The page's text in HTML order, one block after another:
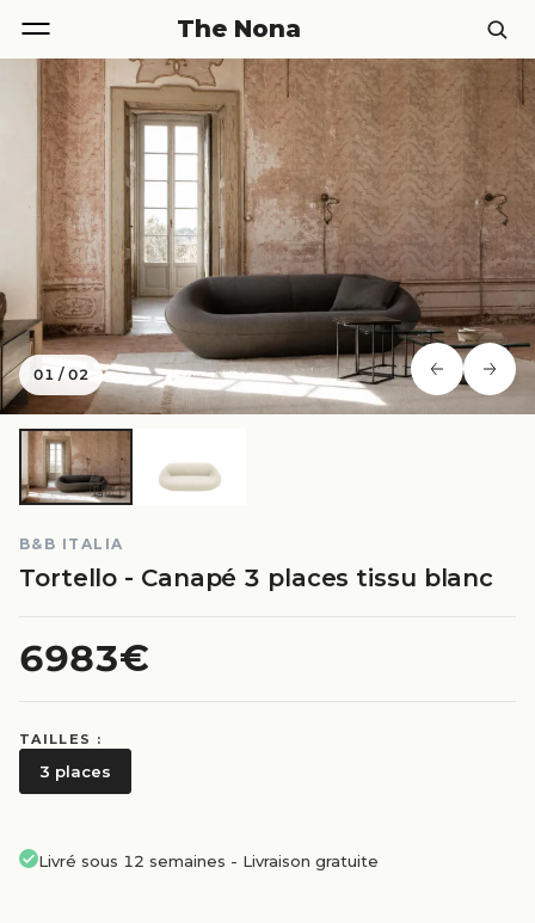
The Nona
01 /02
B&B ITALIA
Tortello - Canapé 3 places tissu blanc
6983€
TAILLES :
3 places
Livré sous 12 semaines - Livraison gratuite